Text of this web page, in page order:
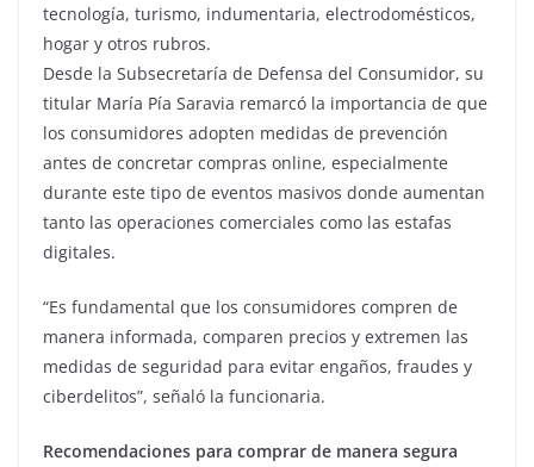
tecnología, turismo, indumentaria, electrodomésticos,
hogar y otros rubros.
Desde la Subsecretaría de Defensa del Consumidor, su
titular María Pía Saravia remarcó la importancia de que
los consumidores adopten medidas de prevención
antes de concretar compras online, especialmente
durante este tipo de eventos masivos donde aumentan
tanto las operaciones comerciales como las estafas
digitales.
“Es fundamental que los consumidores compren de
manera informada, comparen precios y extremen las
medidas de seguridad para evitar engaños, fraudes y
ciberdelitos”, señaló la funcionaria.
Recomendaciones para comprar de manera segura